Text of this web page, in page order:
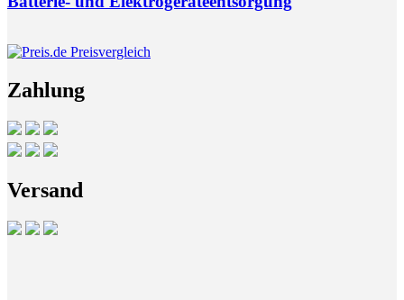
Zahlung
Versand